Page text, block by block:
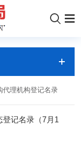
代理机构登记名录
登记名录（7月1